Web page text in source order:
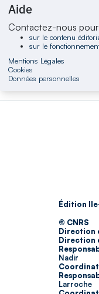
Aide
Contactez-nous
sur le contenu
sur le
Mentions Légales
Cookies
Données personnelles
Édition
© CNRS
Direction
Direction
Nadir
Larroche